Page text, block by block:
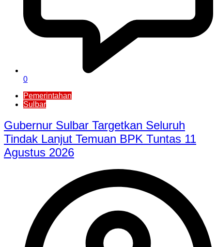
0
Pemerintahan
Sulbar
Gubernur Sulbar Targetkan Seluruh
Tindak Lanjut Temuan BPK Tuntas 11
Agustus 2026